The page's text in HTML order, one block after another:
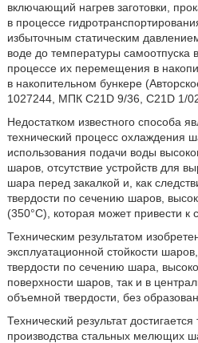
включающий нагрев заготовки,
в процессе
избыточным статическим
воде до температуры самоотпуска
процессе их перемещения в
в накопительном бункере
1027244, МПК C21D 9/36, C21D 1/
Недостатком известного способа
технический процесс охлаждения
использования подачи воды
шаров, отсутствие устройств для
шара перед закалкой и, как
твердости по сечению шаров,
(350°C), которая может привести к
Техническим результатом
эксплуатационной стойкости
твердости по сечению шара,
поверхности шаров, так и в
объемной твердости, без
Технический результат
производства стальных мелющих